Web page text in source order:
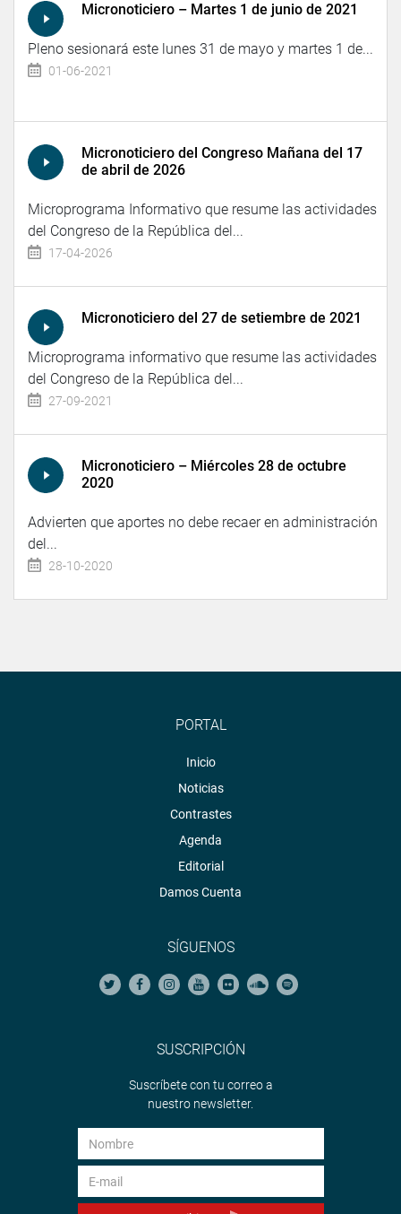
Micronoticiero – Martes 1 de junio de 2021
Pleno sesionará este lunes 31 de mayo y martes 1 de...
01-06-2021
Micronoticiero del Congreso Mañana del 17
de abril de 2026
Microprograma Informativo que resume las actividades
del Congreso de la República del...
17-04-2026
Micronoticiero del 27 de setiembre de 2021
Microprograma informativo que resume las actividades
del Congreso de la República del...
27-09-2021
Micronoticiero – Miércoles 28 de octubre
2020
Advierten que aportes no debe recaer en administración
del...
28-10-2020
PORTAL
Inicio
Noticias
Contrastes
Agenda
Editorial
Damos Cuenta
SÍGUENOS
SUSCRIPCIÓN
Suscríbete con tu correo a
nuestro newsletter.